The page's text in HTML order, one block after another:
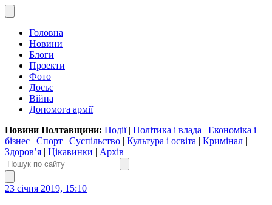
Головна
Новини
Блоги
Проекти
Фото
Досьє
Війна
Допомога армії
Новини Полтавщини: Події| Політика і влада | Економіка і
бізнес | Спорт | Суспільство | Культура і освіта | Кримінал |
Здоров’я | Цікавинки | Архів
23 січня 2019, 15:10